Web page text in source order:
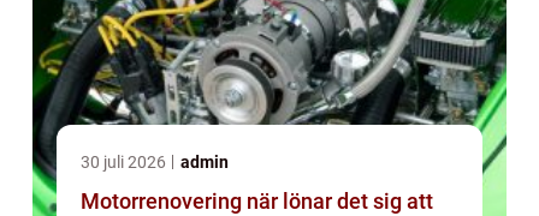
30 juli 2026 admin
Motorrenovering när lönar det sig att